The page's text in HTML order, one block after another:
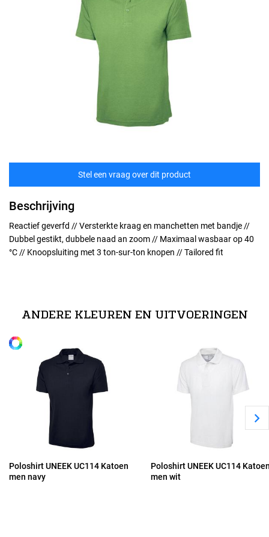
Stel een vraag over dit product
Beschrijving
Reactief geverfd // Versterkte kraag en manchetten met bandje //
Dubbel gestikt, dubbele naad an zoom // Maximaal wasbaar op 40
°C // Knoopsluiting met 3 ton-sur-ton knopen // Tailored fit
2XL
ANDERE KLEUREN EN UITVOERINGEN
Poloshirt UNEEK UC114 Katoen
men navy
Poloshirt UNEEK UC114
men wit